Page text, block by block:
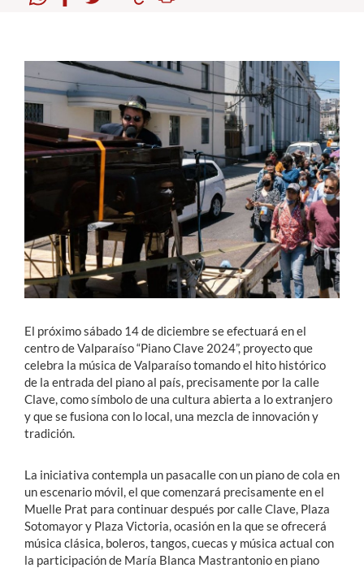
Académicos
Funcionarios
Alumni
El próximo sábado 14 de diciembre se efectuará en el
centro de Valparaíso “Piano Clave 2024”, proyecto que
celebra la música de Valparaíso tomando el hito histórico
de la entrada del piano al país, precisamente por la calle
Clave, como símbolo de una cultura abierta a lo extranjero
y que se fusiona con lo local, una mezcla de innovación y
tradición.
La iniciativa contempla un pasacalle con un piano de cola en
un escenario móvil, el que comenzará precisamente en el
Muelle Prat para continuar después por calle Clave, Plaza
Sotomayor y Plaza Victoria, ocasión en la que se ofrecerá
música clásica, boleros, tangos, cuecas y música actual con
la participación de María Blanca Mastrantonio en piano